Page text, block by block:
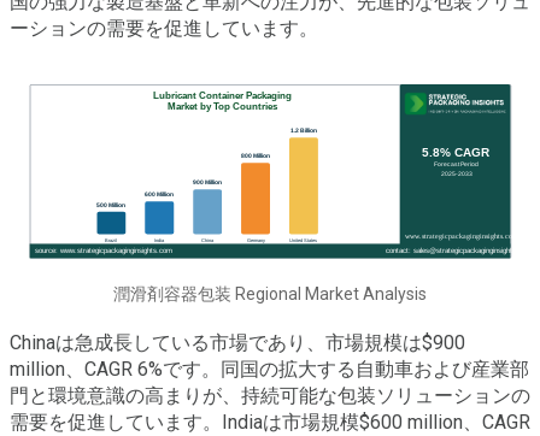
ーションの需要を促進しています。
潤滑剤容器包装 Regional Market Analysis
Chinaは急成長している市場であり、市場規模は$900
million、CAGR 6%です。同国の拡大する自動車および産業部
門と環境意識の高まりが、持続可能な包装ソリューションの
需要を促進しています。Indiaは市場規模$600 million、CAGR